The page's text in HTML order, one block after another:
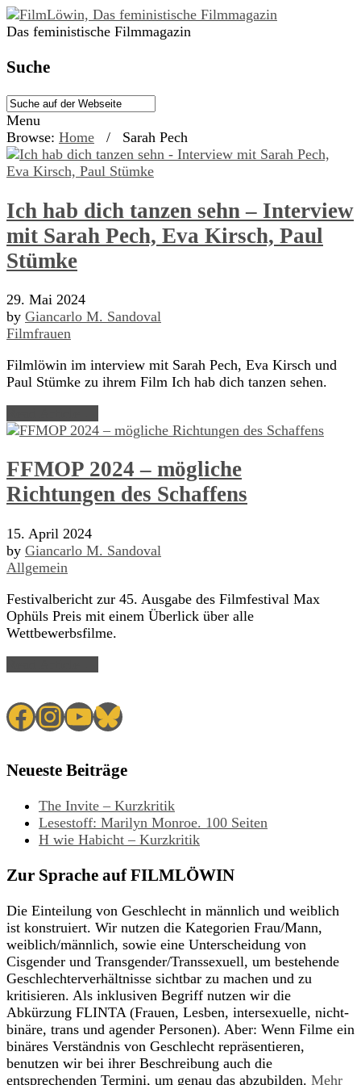
Das feministische Filmmagazin
Suche
Menu
Browse: Home / Sarah Pech
Ich hab dich tanzen sehn – Interview
mit Sarah Pech, Eva Kirsch, Paul
Stümke
29. Mai 2024
by Giancarlo M. Sandoval
Filmfrauen
Filmlöwin im interview mit Sarah Pech, Eva Kirsch und
Paul Stümke zu ihrem Film Ich hab dich tanzen sehen.
FFMOP 2024 – mögliche
Richtungen des Schaffens
15. April 2024
by Giancarlo M. Sandoval
Allgemein
Festivalbericht zur 45. Ausgabe des Filmfestival Max
Ophüls Preis mit einem Überlick über alle
Wettbewerbsfilme.
Facebook
Instagram
YouTube
Bluesky
Neueste Beiträge
The Invite – Kurzkritik
Lesestoff: Marilyn Monroe. 100 Seiten
H wie Habicht – Kurzkritik
Zur Sprache auf FILMLÖWIN
Die Einteilung von Geschlecht in männlich und weiblich
ist konstruiert. Wir nutzen die Kategorien Frau/Mann,
weiblich/männlich, sowie eine Unterscheidung von
Cisgender und Transgender/Transsexuell, um bestehende
Geschlechterverhältnisse sichtbar zu machen und zu
kritisieren. Als inklusiven Begriff nutzen wir die
Abkürzung FLINTA (Frauen, Lesben, intersexuelle, nicht-
binäre, trans und agender Personen). Aber: Wenn Filme ein
binäres Verständnis von Geschlecht repräsentieren,
benutzen wir bei ihrer Beschreibung auch die
entsprechenden Termini, um genau das abzubilden. Mehr